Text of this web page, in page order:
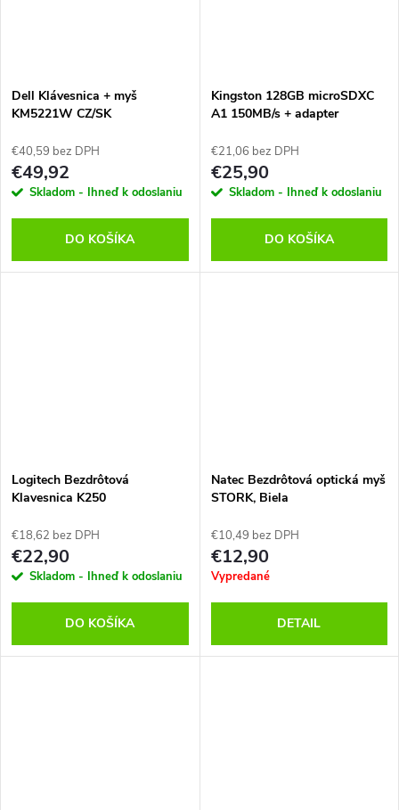
Dell Klávesnica + myš
KM5221W CZ/SK
€40,59 bez DPH
€49,92
Skladom - Ihneď k odoslaniu
DO KOŠÍKA
Kingston 128GB microSDXC
A1 150MB/s + adapter
€21,06 bez DPH
€25,90
Skladom - Ihneď k odoslaniu
DO KOŠÍKA
Logitech Bezdrôtová
Klavesnica K250
€18,62 bez DPH
€22,90
Skladom - Ihneď k odoslaniu
DO KOŠÍKA
Natec Bezdrôtová optická myš
STORK, Biela
€10,49 bez DPH
€12,90
Vypredané
DETAIL